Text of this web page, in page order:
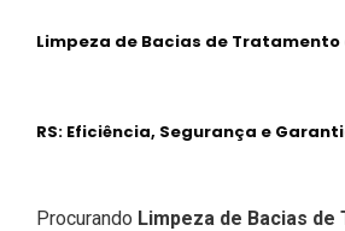
Limpeza de Bacias de Tratamento
RS: Eficiência, Segurança e
Procurando Limpeza de Bacias